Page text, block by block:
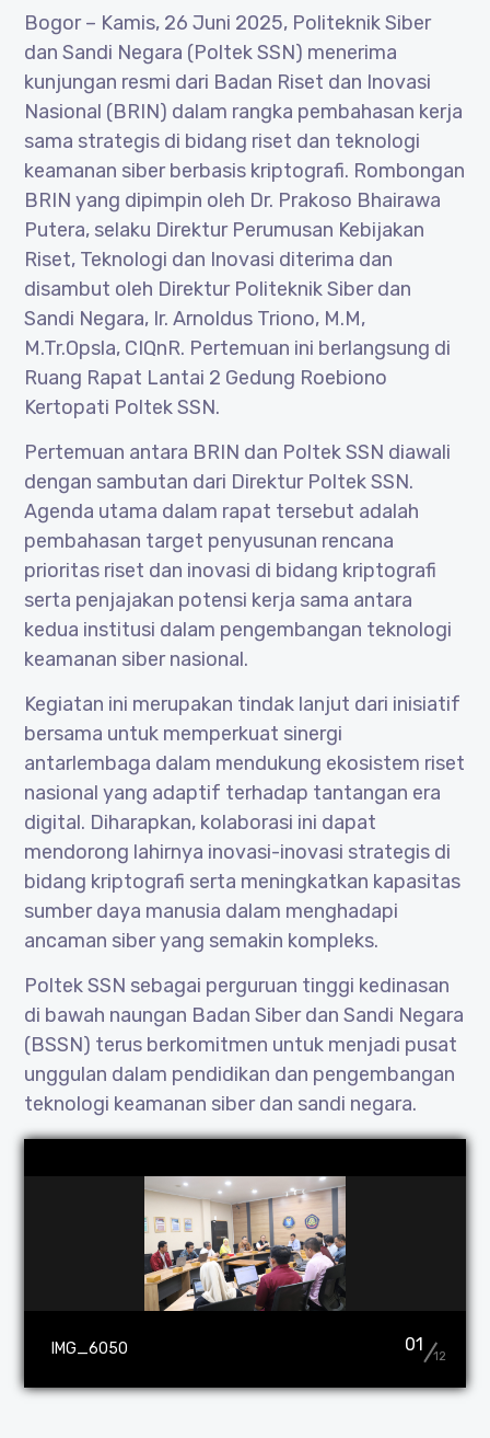
Bogor – Kamis, 26 Juni 2025, Politeknik Siber
dan Sandi Negara (Poltek SSN) menerima
kunjungan resmi dari Badan Riset dan Inovasi
Nasional (BRIN) dalam rangka pembahasan kerja
sama strategis di bidang riset dan teknologi
keamanan siber berbasis kriptografi. Rombongan
BRIN yang dipimpin oleh Dr. Prakoso Bhairawa
Putera, selaku Direktur Perumusan Kebijakan
Riset, Teknologi dan Inovasi diterima dan
disambut oleh Direktur Politeknik Siber dan
Sandi Negara, Ir. Arnoldus Triono, M.M,
M.Tr.Opsla, CIQnR. Pertemuan ini berlangsung di
Ruang Rapat Lantai 2 Gedung Roebiono
Kertopati Poltek SSN.
Pertemuan antara BRIN dan Poltek SSN diawali
dengan sambutan dari Direktur Poltek SSN.
Agenda utama dalam rapat tersebut adalah
pembahasan target penyusunan rencana
prioritas riset dan inovasi di bidang kriptografi
serta penjajakan potensi kerja sama antara
kedua institusi dalam pengembangan teknologi
keamanan siber nasional.
Kegiatan ini merupakan tindak lanjut dari inisiatif
bersama untuk memperkuat sinergi
antarlembaga dalam mendukung ekosistem riset
nasional yang adaptif terhadap tantangan era
digital. Diharapkan, kolaborasi ini dapat
mendorong lahirnya inovasi-inovasi strategis di
bidang kriptografi serta meningkatkan kapasitas
sumber daya manusia dalam menghadapi
ancaman siber yang semakin kompleks.
Poltek SSN sebagai perguruan tinggi kedinasan
di bawah naungan Badan Siber dan Sandi Negara
(BSSN) terus berkomitmen untuk menjadi pusat
unggulan dalam pendidikan dan pengembangan
teknologi keamanan siber dan sandi negara.
IMG_6050 01
12